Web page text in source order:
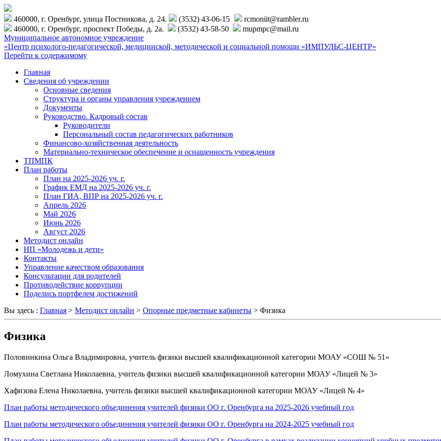
460000, г. Оренбург, улица Постникова, д. 24. (3532) 43-06-15
rcmoniit@rambler.ru
460000, г. Оренбург, проспект Победы, д. 2а.
(3532) 43-58-50
mupmpc@mail.ru
Муниципальное автономное учреждение
«Центр психолого-педагогической, медицинской, методической и социальной помощи «ИМПУЛЬС-ЦЕНТР»
Перейти к содержимому
Главная
Сведения об учреждении
Основные сведения
Структура и органы управления учреждением
Документы
Руководство. Кадровый состав
Руководители
Персональный состав педагогических работников
Финансово-хозяйственная деятельность
Материально-техническое обеспечение и оснащенность учреждения
ТПМПК
План работы
План на 2025-2026 уч. г.
График ЕМД на 2025-2026 уч. г.
План ГИА, ВПР на 2025-2026 уч. г.
Апрель 2026
Май 2026
Июнь 2026
Август 2026
Методист онлайн
НП «Молодежь и дети»
Контакты
Управление качеством образования
Консультации для родителей
Противодействие коррупции
Поделись портфелем достижений
Вы здесь : Главная > Методист онлайн > Опорные предметные кабинеты > Физика
Физика
Половинкина Ольга Владимировна, учитель физики высшей квалификационной категории МОАУ «СОШ № 51»
Ломухина Светлана Николаевна, учитель физики высшей квалификационной категории МОАУ «Лицей № 3»
Хафизова Елена Николаевна, учитель физики высшей квалификационной категории МОАУ «Лицей № 4»
План работы методического объединения учителей физики ОО г. Оренбурга на 2025-2026 учебный год
План работы методического объединения учителей физики ОО г. Оренбурга на 2024-2025 учебный год